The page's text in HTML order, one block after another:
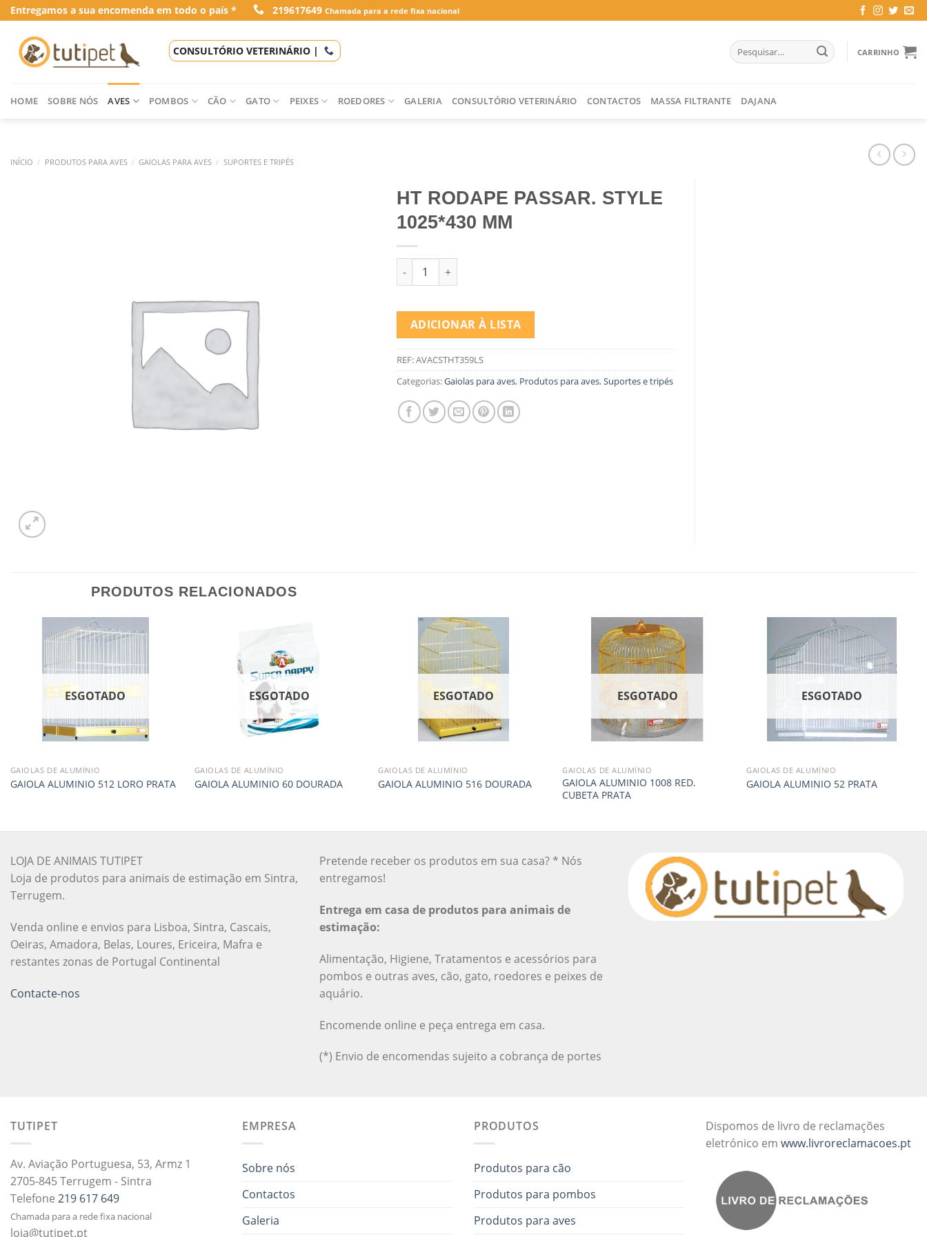
Skip
to
content
Entregamos a sua encomenda em todo o país * 219617649 Chamada para a rede fixa nacional
CONSULTÓRIO VETERINÁRIO |
Pesquisar
por:
CARRINHO
HOME SOBRE NÓS AVES POMBOS CÃO GATO PEIXES ROEDORES GALERIA CONSULTÓRIO VETERINÁRIO CONTACTOS MASSA FILTRANTE DAJANA
INÍCIO / PRODUTOS PARA AVES / GAIOLAS PARA AVES / SUPORTES E TRIPÉS
HT RODAPE PASSAR. STYLE
1025*430 MM
Quantidade de HT RODAPE PASSAR. STYLE 1025*430 MM
ADICIONAR À LISTA
REF:AVACSTHT359LS
Categorias:Gaiolas para aves, Produtos para aves,Suportes e tripés
PRODUTOS RELACIONADOS
ESGOTADO
GAIOLAS DE ALUMÍNIO
GAIOLA ALUMINIO 512 LORO PRATA
ESGOTADO
GAIOLAS DE ALUMÍNIO
GAIOLA ALUMINIO 60 DOURADA
ESGOTADO
GAIOLAS DE ALUMÍNIO
GAIOLA ALUMINIO 516 DOURADA
ESGOTADO
GAIOLAS DE ALUMÍNIO
GAIOLA ALUMINIO 1008 RED.
CUBETA PRATA
ESGOTADO
GAIOLAS DE ALUMÍNIO
GAIOLA ALUMINIO 52 PRATA
LOJA DE ANIMAIS TUTIPET
Loja de produtos para animais de estimação em Sintra,
Terrugem.
Venda online e envios para Lisboa, Sintra, Cascais,
Oeiras, Amadora, Belas, Loures, Ericeira, Mafra e
restantes zonas de Portugal Continental
Contacte-nos
Pretende receber os produtos em sua casa? * Nós
entregamos!
Entrega em casa de produtos para animais de
estimação:
Alimentação, Higiene, Tratamentos e acessórios para
pombos e outras aves, cão, gato, roedores e peixes de
aquário.
Encomende online e peça entrega em casa.
(*) Envio de encomendas sujeito a cobrança de portes
TUTIPET
Av. Aviação Portuguesa, 53, Armz 1
2705-845 Terrugem - Sintra
Telefone 219 617 649
Chamada para a rede fixa nacional
loja@tutipet.pt
EMPRESA
Sobre nós
Contactos
Galeria
PRODUTOS
Produtos para cão
Produtos para pombos
Produtos para aves
Dispomos de livro de reclamações
eletrónico em www.livroreclamacoes.pt